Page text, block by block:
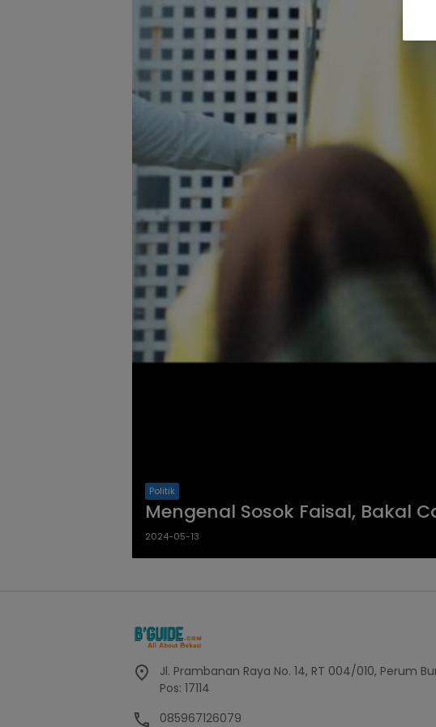
Politik
Mengenal Sosok Faisal, Bakal
2024-05-13
Jl. Prambanan Raya No. 14, RT 004/010, Perum
Pos: 17114
085967126079